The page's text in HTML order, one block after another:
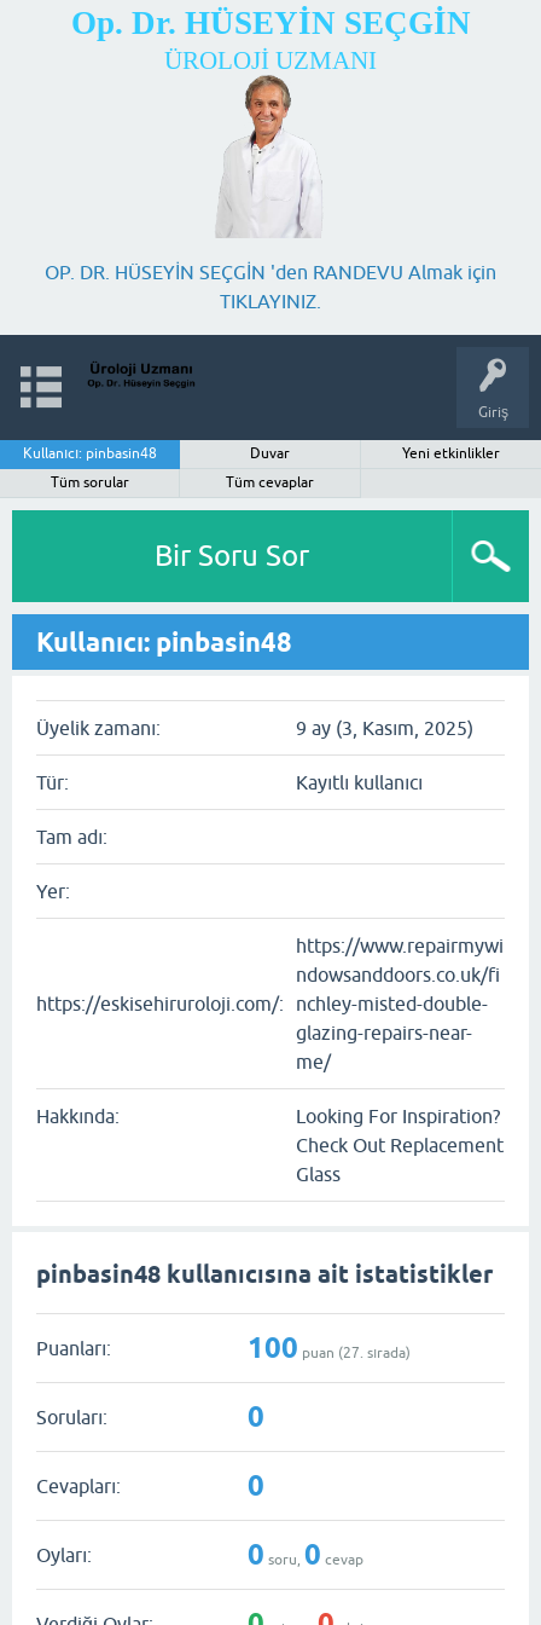
Op. Dr. HÜSEYİN SEÇGİN
ÜROLOJİ UZMANI
OP. DR. HÜSEYİN SEÇGİN 'den RANDEVU Almak için
TIKLAYINIZ.
Giriş
Kullanıcı: pinbasin48 Duvar
Yeni etkinlikler
Tüm sorular
Tüm cevaplar
Bir Soru Sor
Kullanıcı: pinbasin48
Üyelik zamanı: 9 ay (3, Kasım, 2025)
Tür: Kayıtlı kullanıcı
Tam adı:
Yer:
https://eskisehiruroloji.com/:
https://www.repairmywi
ndowsanddoors.co.uk/fi
nchley-misted-double-
glazing-repairs-near-
me/
Hakkında:
Looking For Inspiration?
Check Out Replacement
Glass
pinbasin48 kullanıcısına ait istatistikler
Puanları: 100 puan (27 . sırada)
Soruları: 0
Cevapları: 0
Oyları: 0 soru, 0 cevap